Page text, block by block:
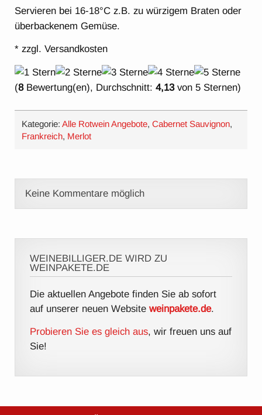
Servieren bei 16-18°C z.B. zu würzigem Braten oder
überbackenem Gemüse.
* zzgl. Versandkosten
(8Bewertung(en), Durchschnitt:4,13von 5 Sternen)
Kategorie:Alle Rotwein Angebote,Cabernet Sauvignon,
Frankreich, Merlot
Keine Kommentare möglich
WEINEBILLIGER.DE WIRD ZU
WEINPAKETE.DE
Die aktuellen Angebote finden Sie ab sofort
auf unserer neuen Websiteweinpakete.de.
Probieren Sie es gleich aus, wir freuen uns auf
Sie!